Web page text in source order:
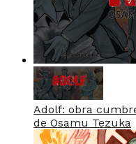
Adolf: obra
de Osamu Tezuka